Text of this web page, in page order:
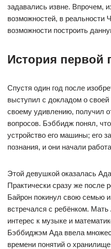
задавались извне. Впрочем,
возможностей, в реальности
возможности построить
История первой
Спустя один год после
выступил с докладом о
своему удивлению, получил
вопросов. Бэббидж понял,
устройство его машины; его
познания, и они начали
Этой девушкой оказалась
Практически сразу же после
Байрон покинул свою семью
встречался с ребёнком.
интерес к музыке и
Бэббиджэм Ада ввела
времени понятий о